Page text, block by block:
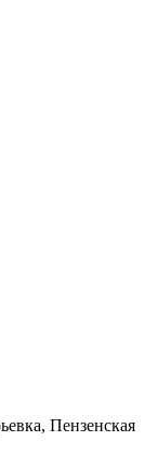
Пензенская